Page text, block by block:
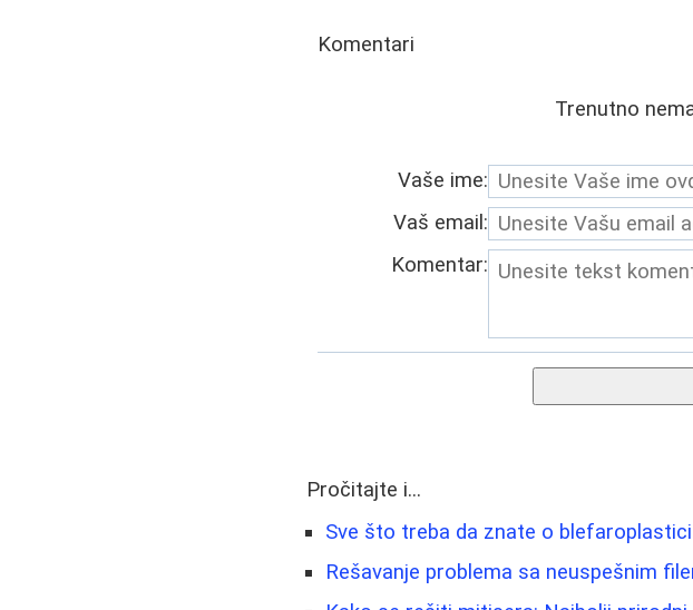
Komentari
Trenutno
Vaše ime:
Vaš email:
Komentar:
Pročitajte i...
Sve što treba da znate o
Rešavanje problema sa neuspešnim